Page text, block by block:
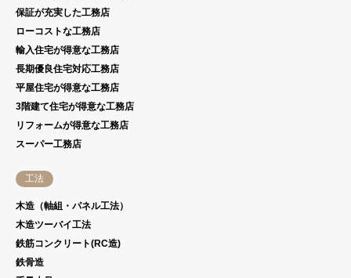
保証が充実した工務店
ローコストな工務店
輸入住宅が得意な工務店
長期優良住宅対応工務店
平屋住宅が得意な工務店
3階建て住宅が得意な工務店
リフォームが得意な工務店
スーパー工務店
工法
木造（軸組・パネル工法）
木造ツーバイ工法
鉄筋コンクリート(RC造)
鉄骨造